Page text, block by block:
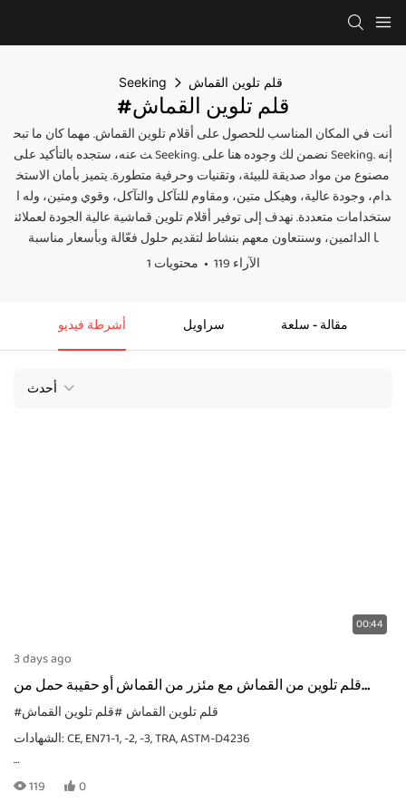
Seeking قلم تلوين القماش
#قلم تلوين القماش
أنت في المكان المناسب للحصول على أقلام تلوين القماش. مهما كان ما تبح
ث عنه، ستجده بالتأكيد على Seeking. نضمن لك وجوده هنا على Seeking. إنه
مصنوع من مواد صديقة للبيئة، وتقنيات وحرفية متطورة. يتميز بأمان الاستخ
دام، وجودة عالية، وهيكل متين، ومقاوم للتآكل والتآكل، وقوي ومتين، وله ا
ستخدامات متعددة. نهدف إلى توفير أقلام تلوين قماشية عالية الجودة لعملائن
ا الدائمين، وسنتعاون معهم بنشاط لتقديم حلول فعّالة وبأسعار مناسبة.
1 محتويات
119 الآراء
أشرطة فيديو سراويل مقالة - سلعة
أحدث
00:44
3 days ago
قلم تلوين من القماش مع مئزر من القماش أو حقيبة حمل من
القماش
#قلم تلوين القماش #قلم تلوين القماش
الشهادات: CE, EN71-1, -2, -3, TRA, ASTM-D4236
119 0